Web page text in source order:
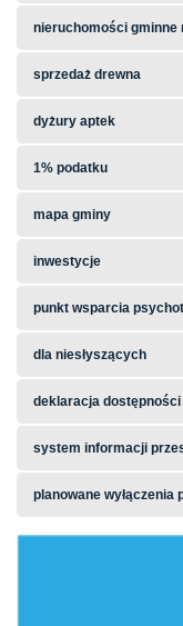
nieruchomości gminne
sprzedaż drewna
dyżury aptek
1% podatku
mapa gminy
inwestycje
punkt wsparcia
dla niesłyszących
deklaracja dostępności
system informacji
planowane wyłączenia